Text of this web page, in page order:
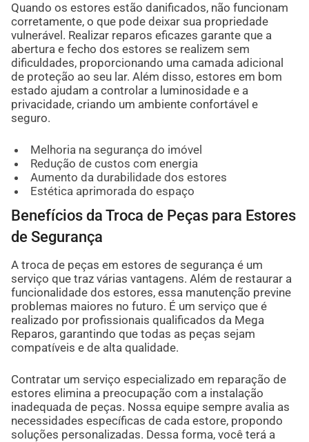
Quando os estores estão danificados, não funcionam
corretamente, o que pode deixar sua propriedade
vulnerável. Realizar reparos eficazes garante que a
abertura e fecho dos estores se realizem sem
dificuldades, proporcionando uma camada adicional
de proteção ao seu lar. Além disso, estores em bom
estado ajudam a controlar a luminosidade e a
privacidade, criando um ambiente confortável e
seguro.
Melhoria na segurança do imóvel
Redução de custos com energia
Aumento da durabilidade dos estores
Estética aprimorada do espaço
Benefícios da Troca de Peças para Estores
de Segurança
A troca de peças em estores de segurança é um
serviço que traz várias vantagens. Além de restaurar a
funcionalidade dos estores, essa manutenção previne
problemas maiores no futuro. É um serviço que é
realizado por profissionais qualificados da Mega
Reparos, garantindo que todas as peças sejam
compatíveis e de alta qualidade.
Contratar um serviço especializado em reparação de
estores elimina a preocupação com a instalação
inadequada de peças. Nossa equipe sempre avalia as
necessidades específicas de cada estore, propondo
soluções personalizadas. Dessa forma, você terá a